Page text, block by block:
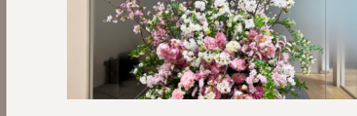
障害当事者の方のアイデアが活かされてい